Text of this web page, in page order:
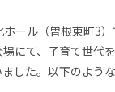
ール（曽根東町3
にて、子育て世代
した。以下のよう